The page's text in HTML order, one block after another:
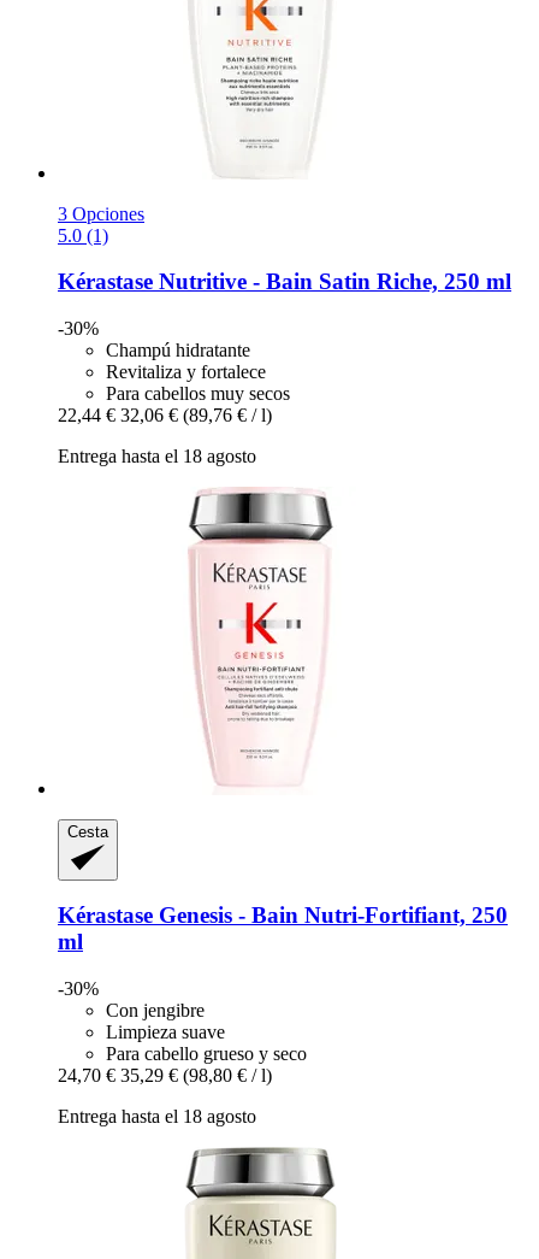
3 Opciones
5.0 (1)
Kérastase Nutritive -​ Bain Satin Riche, 250 ml
-30%
Champú hidratante
Revitaliza y fortalece
Para cabellos muy secos
22,44 € 32,06 € (89,76 € / l)
Entrega hasta el 18 agosto
Cesta
Kérastase Genesis -​ Bain Nutri-​Fortifiant, 250
ml
-30%
Con jengibre
Limpieza suave
Para cabello grueso y seco
24,70 € 35,29 € (98,80 € / l)
Entrega hasta el 18 agosto